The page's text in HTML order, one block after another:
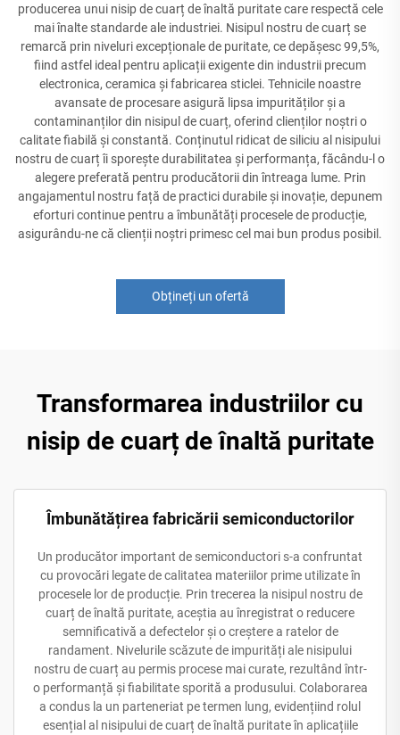
producerea unui nisip de cuarț de înaltă puritate care respectă cele
mai înalte standarde ale industriei. Nisipul nostru de cuarț se
remarcă prin niveluri excepționale de puritate, ce depășesc 99,5%,
fiind astfel ideal pentru aplicații exigente din industrii precum
electronica, ceramica și fabricarea sticlei. Tehnicile noastre
avansate de procesare asigură lipsa impurităților și a
contaminanților din nisipul de cuarț, oferind clienților noștri o
calitate fiabilă și constantă. Conținutul ridicat de siliciu al nisipului
nostru de cuarț îi sporește durabilitatea și performanța, făcându-l o
alegere preferată pentru producătorii din întreaga lume. Prin
angajamentul nostru față de practici durabile și inovație, depunem
eforturi continue pentru a îmbunătăți procesele de producție,
asigurându-ne că clienții noștri primesc cel mai bun produs posibil.
Obțineți un ofertă
Transformarea industriilor cu
nisip de cuarț de înaltă puritate
Îmbunătățirea fabricării semiconductorilor
Un producător important de semiconductori s-a confruntat
cu provocări legate de calitatea materiilor prime utilizate în
procesele lor de producție. Prin trecerea la nisipul nostru de
cuarț de înaltă puritate, aceștia au înregistrat o reducere
semnificativă a defectelor și o creștere a ratelor de
randament. Nivelurile scăzute de impurități ale nisipului
nostru de cuarț au permis procese mai curate, rezultând într-
o performanță și fiabilitate sporită a produsului. Colaborarea
a condus la un parteneriat pe termen lung, evidențiind rolul
esențial al nisipului de cuarț de înaltă puritate în aplicațiile